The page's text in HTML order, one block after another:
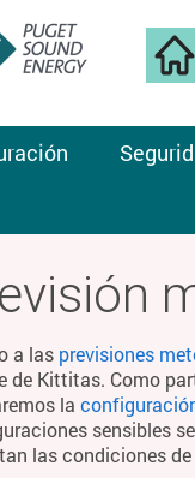
a las previsiones
de Kittitas. Como
la
sensibles
las condiciones